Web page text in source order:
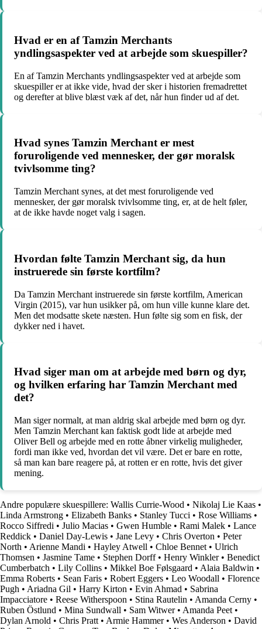
Hvad er en af Tamzin Merchants
yndlingsaspekter ved at arbejde som skuespiller?
En af Tamzin Merchants yndlingsaspekter ved at arbejde som
skuespiller er at ikke vide, hvad der sker i historien fremadrettet
og derefter at blive blæst væk af det, når hun finder ud af det.
Hvad synes Tamzin Merchant er mest
foruroligende ved mennesker, der gør moralsk
tvivlsomme ting?
Tamzin Merchant synes, at det mest foruroligende ved
mennesker, der gør moralsk tvivlsomme ting, er, at de helt føler,
at de ikke havde noget valg i sagen.
Hvordan følte Tamzin Merchant sig, da hun
instruerede sin første kortfilm?
Da Tamzin Merchant instruerede sin første kortfilm, American
Virgin (2015), var hun usikker på, om hun ville kunne klare det.
Men det modsatte skete næsten. Hun følte sig som en fisk, der
dykker ned i havet.
Hvad siger man om at arbejde med børn og dyr,
og hvilken erfaring har Tamzin Merchant med
det?
Man siger normalt, at man aldrig skal arbejde med børn og dyr.
Men Tamzin Merchant kan faktisk godt lide at arbejde med
Oliver Bell og arbejde med en rotte åbner virkelig muligheder,
fordi man ikke ved, hvordan det vil være. Det er bare en rotte,
så man kan bare reagere på, at rotten er en rotte, hvis det giver
mening.
Andre populære skuespillere: Wallis Currie-Wood • Nikolaj Lie Kaas •
Linda Armstrong • Elizabeth Banks • Stanley Tucci • Rose Williams •
Rocco Siffredi • Julio Macias • Gwen Humble • Rami Malek • Lance
Reddick • Daniel Day-Lewis • Jane Levy • Chris Overton • Peter
North • Arienne Mandi • Hayley Atwell • Chloe Bennet • Ulrich
Thomsen • Jasmine Tame • Stephen Dorff• Henry Winkler• Benedict
Cumberbatch • Lily Collins • Mikkel Boe Følsgaard • Alaia Baldwin •
Emma Roberts • Sean Faris • Robert Eggers • Leo Woodall • Florence
Pugh • Ariadna Gil • Harry Kirton • Evin Ahmad • Sabrina
Impacciatore • Reese Witherspoon • Stina Rautelin • Amanda Cerny •
Ruben Östlund • Mina Sundwall • Sam Witwer• Amanda Peet •
Dylan Arnold • Chris Pratt • Armie Hammer• Wes Anderson • David